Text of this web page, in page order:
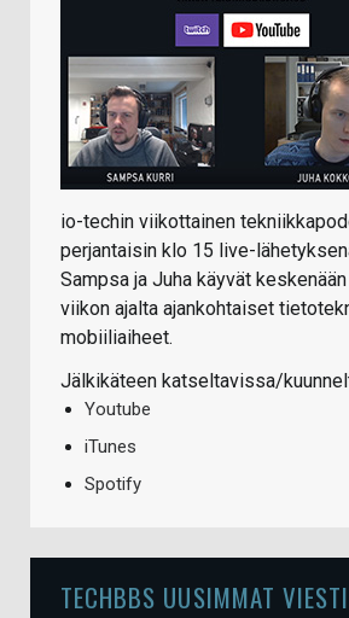
io-techin viikottainen
perjantaisin klo 15 live-
Sampsa ja Juha käyvät
viikon ajalta ajankohtaiset
mobiiliaiheet.
Jälkikäteen katseltavissa/
Youtube
iTunes
Spotify
TECHBBS UUSIMMAT